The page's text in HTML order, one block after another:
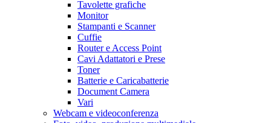
Tavolette grafiche
Monitor
Stampanti e Scanner
Cuffie
Router e Access Point
Cavi Adattatori e Prese
Toner
Batterie e Caricabatterie
Document Camera
Vari
Webcam e videoconferenza